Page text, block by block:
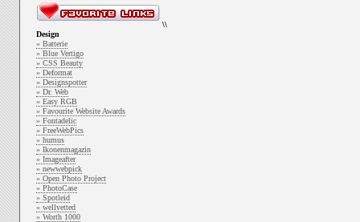
\\
Design
» Batterie
» Blue Vertigo
» CSS Beauty
» Deformat
» Designspotter
» Dr. Web
» Easy RGB
» Favourite Website Awards
» Fontadelic
» FreeWebPics
» humus
» Ikonenmagazin
» Imageafter
» newwebpick
» Open Photo Project
» PhotoCase
» Spotleid
» wellvetted
» Worth 1000